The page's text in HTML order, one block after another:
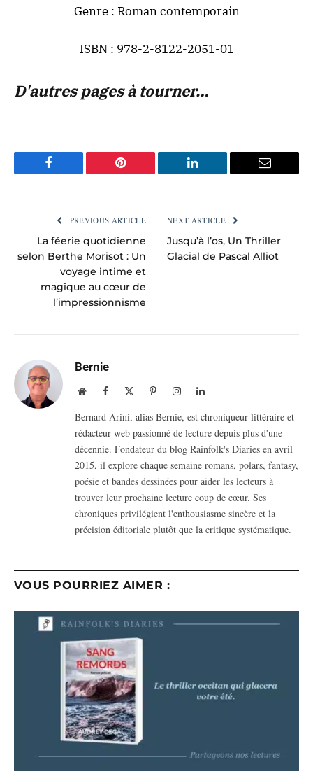
Genre : Roman contemporain
ISBN : 978-2-8122-2051-01
D'autres pages à tourner…
Facebook Pinterest LinkedIn Email
PREVIOUS ARTICLE
La féerie quotidienne
selon Berthe Morisot : Un
voyage intime et
magique au cœur de
l’impressionnisme
NEXT ARTICLE
Jusqu’à l’os, Un Thriller
Glacial de Pascal Alliot
Bernie
WebsiteFacebook PinterestInstagramLinkedIn
Bernard Arini, alias Bernie, est chroniqueur littéraire et
rédacteur web passionné de lecture depuis plus d'une
décennie. Fondateur du blog Rainfolk's Diaries en avril
2015, il explore chaque semaine romans, polars, fantasy,
poésie et bandes dessinées pour aider les lecteurs à
trouver leur prochaine lecture coup de cœur. Ses
chroniques privilégient l'enthousiasme sincère et la
précision éditoriale plutôt que la critique systématique.
VOUS POURRIEZ AIMER :